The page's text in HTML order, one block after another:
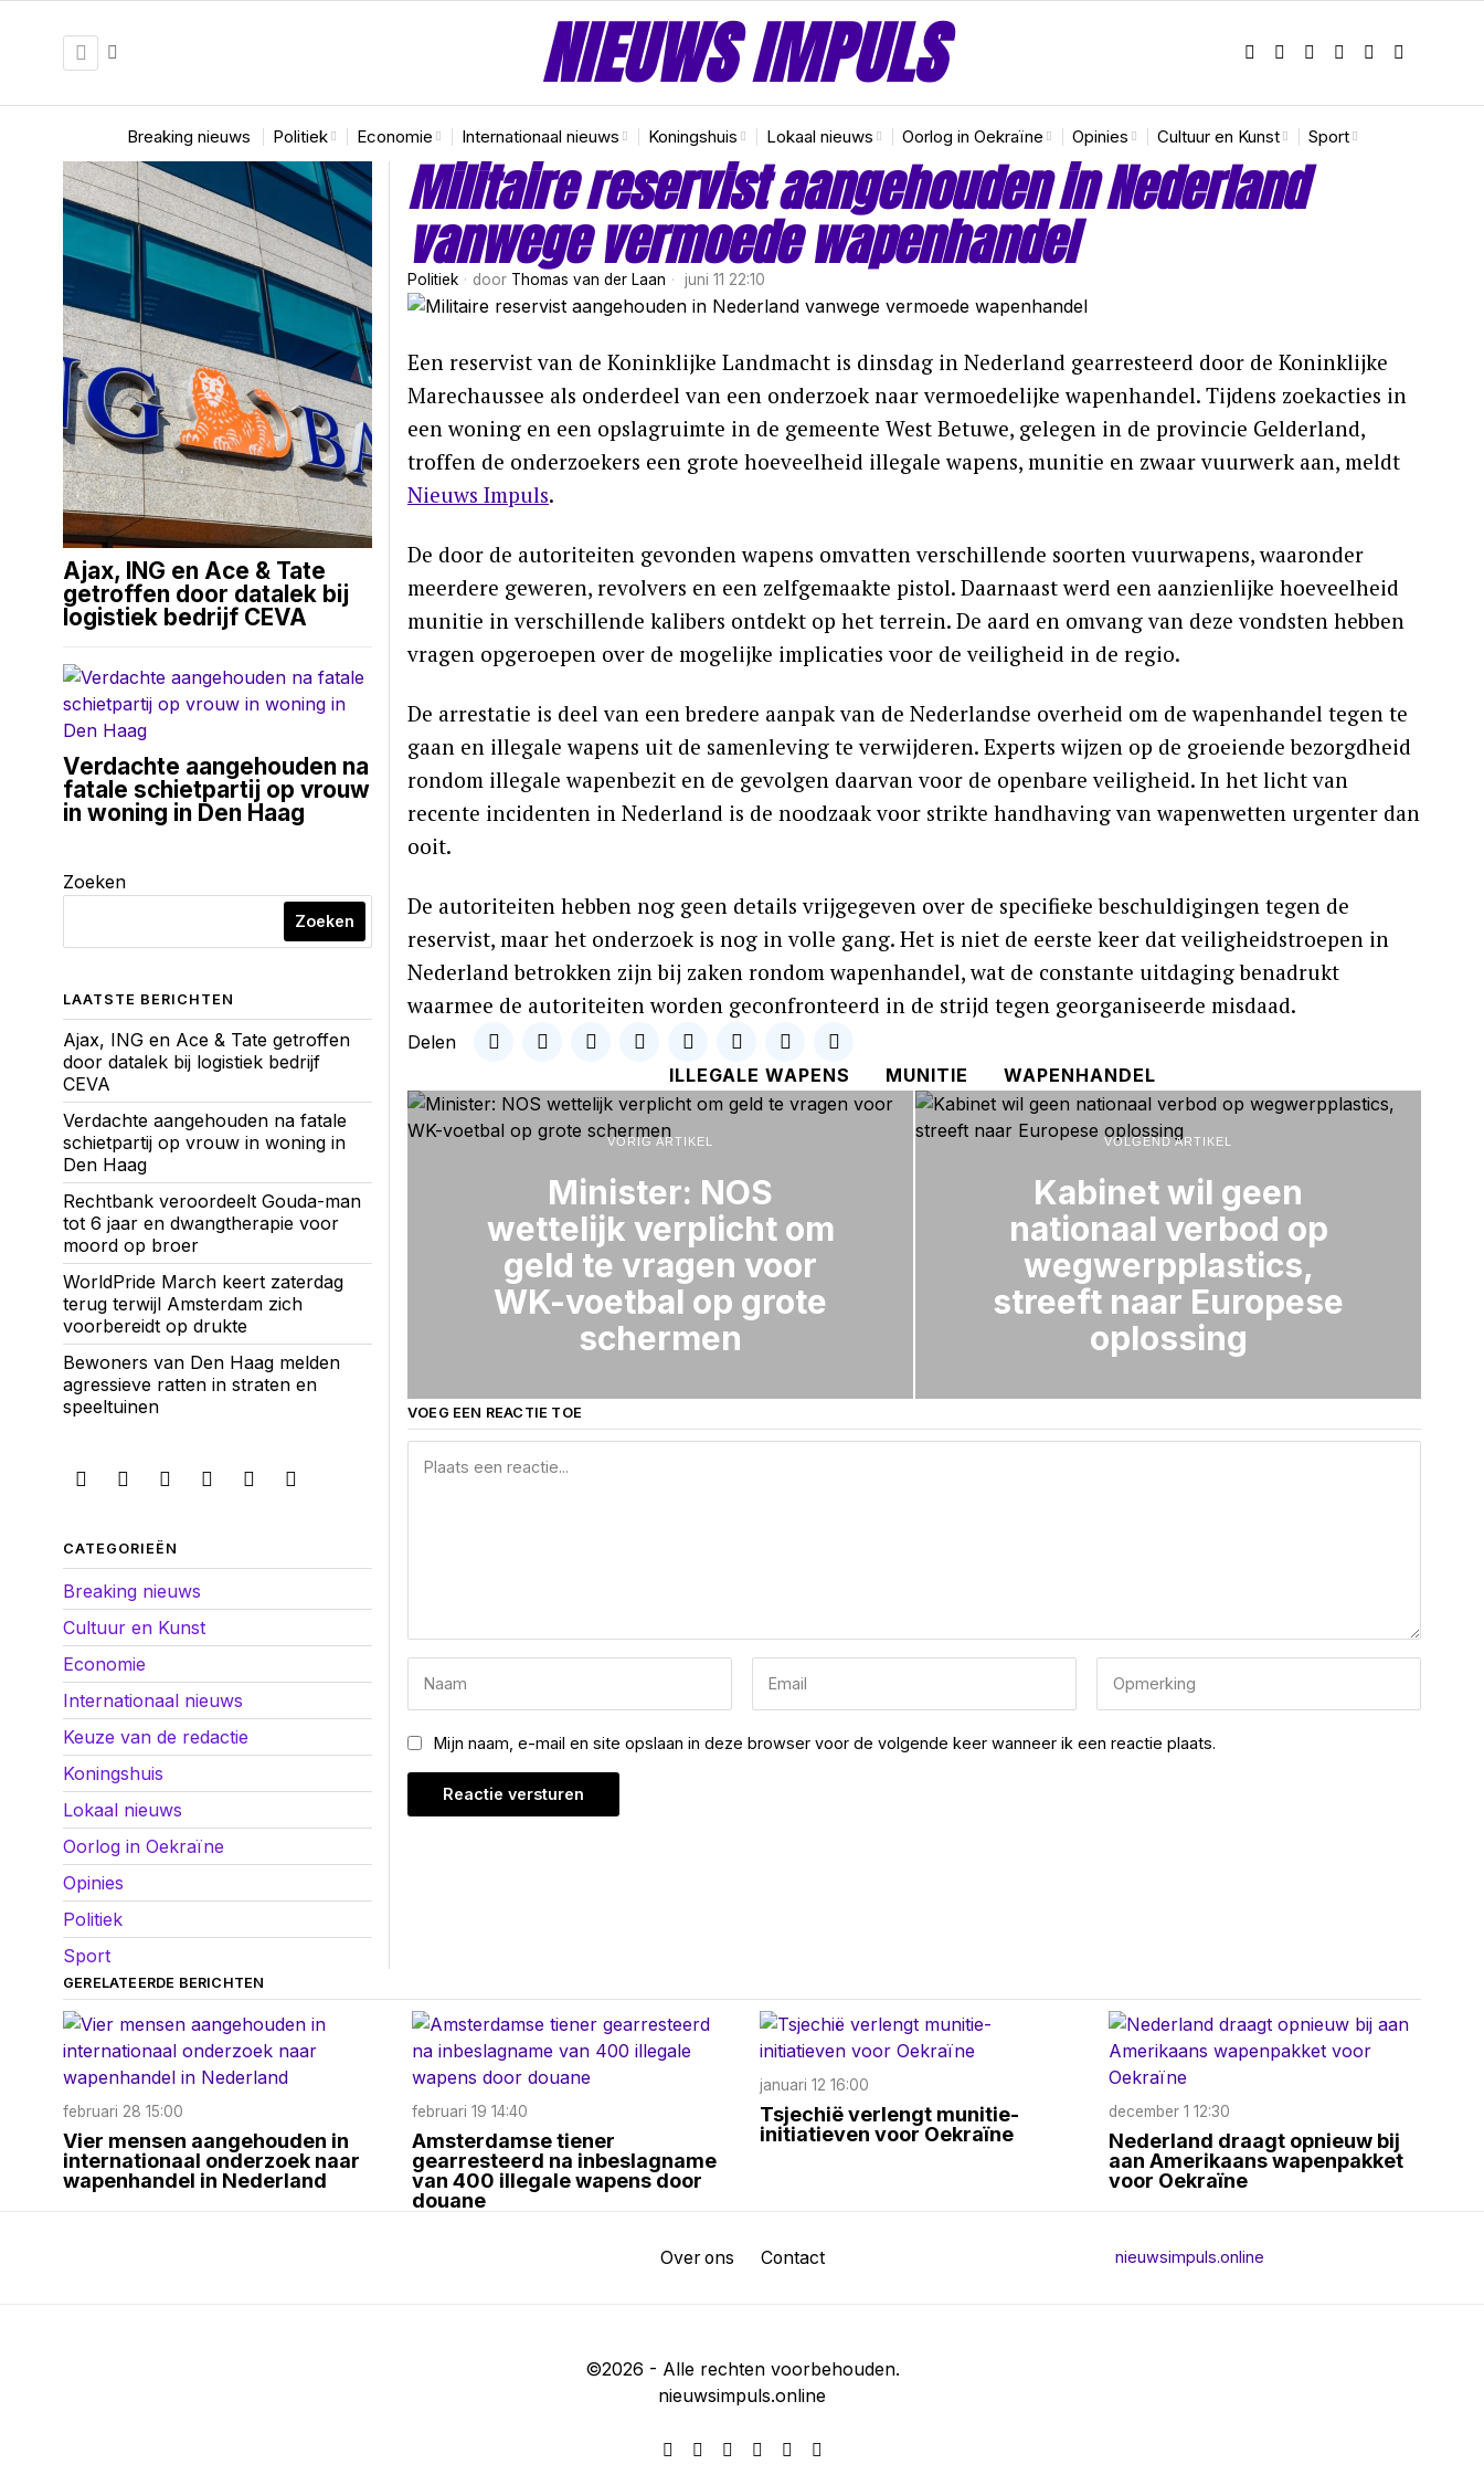
NIEUWS IMPULS
Breaking nieuws Politiek Economie Internationaal nieuws Koningshuis Lokaal nieuws Oorlog in Oekraïne Opinies Cultuur en Kunst Sport
Militaire reservist aangehouden in Nederland
vanwege vermoede wapenhandel
Politiek door Thomas van der Laan juni 11 22:10
Een reservist van de Koninklijke Landmacht is dinsdag in Nederland gearresteerd door de Koninklijke
Marechaussee als onderdeel van een onderzoek naar vermoedelijke wapenhandel. Tijdens zoekacties in
een woning en een opslagruimte in de gemeente West Betuwe, gelegen in de provincie Gelderland,
troffen de onderzoekers een grote hoeveelheid illegale wapens, munitie en zwaar vuurwerk aan, meldt
Nieuws Impuls.
De door de autoriteiten gevonden wapens omvatten verschillende soorten vuurwapens, waaronder
meerdere geweren, revolvers en een zelfgemaakte pistol. Daarnaast werd een aanzienlijke hoeveelheid
munitie in verschillende kalibers ontdekt op het terrein. De aard en omvang van deze vondsten hebben
vragen opgeroepen over de mogelijke implicaties voor de veiligheid in de regio.
De arrestatie is deel van een bredere aanpak van de Nederlandse overheid om de wapenhandel tegen te
gaan en illegale wapens uit de samenleving te verwijderen. Experts wijzen op de groeiende bezorgdheid
rondom illegale wapenbezit en de gevolgen daarvan voor de openbare veiligheid. In het licht van
recente incidenten in Nederland is de noodzaak voor strikte handhaving van wapenwetten urgenter dan
ooit.
De autoriteiten hebben nog geen details vrijgegeven over de specifieke beschuldigingen tegen de
reservist, maar het onderzoek is nog in volle gang. Het is niet de eerste keer dat veiligheidstroepen in
Nederland betrokken zijn bij zaken rondom wapenhandel, wat de constante uitdaging benadrukt
waarmee de autoriteiten worden geconfronteerd in de strijd tegen georganiseerde misdaad.
Delen
ILLEGALE WAPENS
MUNITIE WAPENHANDEL
VORIG ARTIKEL
Minister: NOS
wettelijk verplicht om
geld te vragen voor
WK-voetbal op grote
schermen
VOLGEND ARTIKEL
Kabinet wil geen
nationaal verbod op
wegwerpplastics,
streeft naar Europese
oplossing
VOEG EEN REACTIE TOE
Mijn naam, e-mail en site opslaan in deze browser voor de volgende keer wanneer ik een reactie plaats.
Ajax, ING en Ace & Tate
getroffen door datalek bij
logistiek bedrijf CEVA
Verdachte aangehouden na
fatale schietpartij op vrouw
in woning in Den Haag
Zoeken
Zoeken
LAATSTE BERICHTEN
Ajax, ING en Ace & Tate getroffen
door datalek bij logistiek bedrijf
CEVA
Verdachte aangehouden na fatale
schietpartij op vrouw in woning in
Den Haag
Rechtbank veroordeelt Gouda-man
tot 6 jaar en dwangtherapie voor
moord op broer
WorldPride March keert zaterdag
terug terwijl Amsterdam zich
voorbereidt op drukte
Bewoners van Den Haag melden
agressieve ratten in straten en
speeltuinen
CATEGORIEËN
Breaking nieuws
Cultuur en Kunst
Economie
Internationaal nieuws
Keuze van de redactie
Koningshuis
Lokaal nieuws
Oorlog in Oekraïne
Opinies
Politiek
Sport
GERELATEERDE BERICHTEN
februari 28 15:00
Vier mensen aangehouden in
internationaal onderzoek naar
wapenhandel in Nederland
februari 19 14:40
Amsterdamse tiener
gearresteerd na inbeslagname
van 400 illegale wapens door
douane
januari 12 16:00
Tsjechië verlengt munitie-
initiatieven voor Oekraïne
december 1 12:30
Nederland draagt opnieuw bij
aan Amerikaans wapenpakket
voor Oekraïne
Over ons Contact nieuwsimpuls.online
©2026 - Alle rechten voorbehouden.
nieuwsimpuls.online